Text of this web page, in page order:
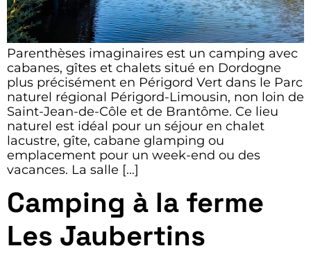
Parenthèses imaginaires est un camping avec
cabanes, gîtes et chalets situé en Dordogne
plus précisément en Périgord Vert dans le Parc
naturel régional Périgord-Limousin, non loin de
Saint-Jean-de-Côle et de Brantôme. Ce lieu
naturel est idéal pour un séjour en chalet
lacustre, gîte, cabane glamping ou
emplacement pour un week-end ou des
vacances. La salle […]
Camping à la ferme
Les Jaubertins